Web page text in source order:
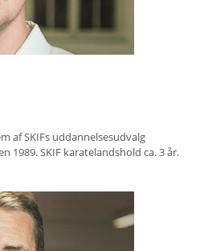
af SKIFs uddannelsesudvalg
1989. SKIF karatelandshold ca. 3 år.